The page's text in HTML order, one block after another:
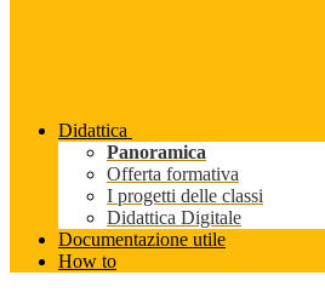
Didattica
Panoramica
Offerta formativa
I progetti delle classi
Didattica Digitale
Documentazione utile
How to